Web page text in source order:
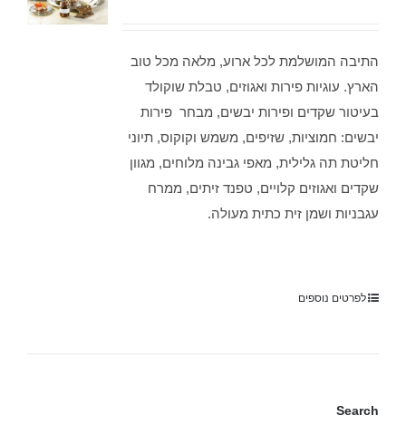
התיבה המושלמת לכל ארוע, מלאה מכל טוב
הארץ. עוגיות פירות ואגוזים, טבלת שוקולד
בעיטור שקדים ופירות יבשים, מבחר פירות
יבשים: חמוציות, שזיפים, משמש וקוקוס, תיוני
חליטת תה גלילית, מאפי גבינה מלוחים, מגוון
שקדים ואגוזים קלויים, טפנד זיתים, ממרח
עגבניות ושמן זית כתית מעולה.
לפרטים נוספים
Search